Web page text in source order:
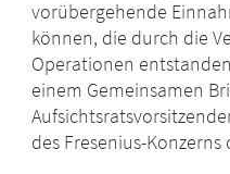
vorübergehende
können, die durch die
Operationen
einem Gemeinsamen
des Fresenius-